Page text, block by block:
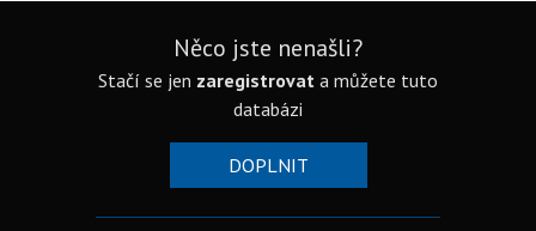
Něco jste nenašli?
Stačí se jen zaregistrovat a můžete tuto
databázi
DOPLNIT